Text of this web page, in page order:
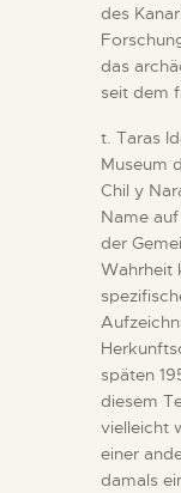
des
das
seit dem
t. Taras
Museum
Chil y
Name
der
Wahrheit
späten
diesem
vielleicht
einer
damals